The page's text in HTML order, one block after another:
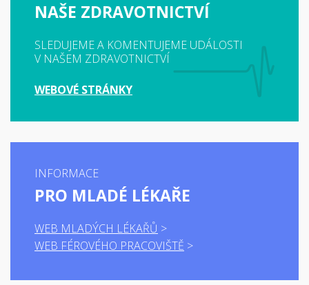
NAŠE ZDRAVOTNICTVÍ
SLEDUJEME A KOMENTUJEME UDÁLOSTI
V NAŠEM ZDRAVOTNICTVÍ
WEBOVÉ STRÁNKY
INFORMACE
PRO MLADÉ LÉKAŘE
WEB MLADÝCH LÉKAŘŮ
WEB FÉROVÉHO PRACOVIŠTĚ